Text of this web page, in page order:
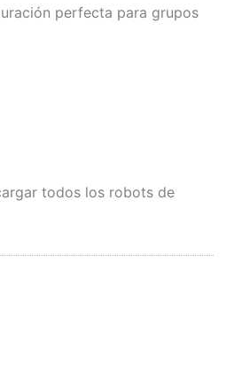
perfecta para grupos
todos los robots de